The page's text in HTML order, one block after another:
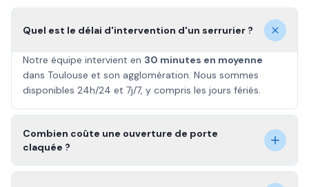
Quel est le délai d'intervention d'un serrurier ?
Notre équipe intervient en 30 minutes en moyenne
dans Toulouse et son agglomération. Nous sommes
disponibles 24h/24 et 7j/7, y compris les jours fériés.
Combien coûte une ouverture de porte
claquée ?